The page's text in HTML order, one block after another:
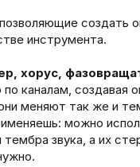
создать
инструмента.
хорус,
по каналам,
меняют так же и
можно
тембра звука, а их